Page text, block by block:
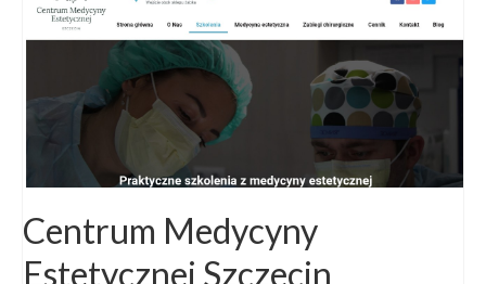
Centrum Medycyny
Estetycznej Szczecin